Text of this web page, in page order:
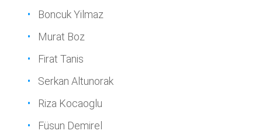
Boncuk Yilmaz
Murat Boz
Firat Tanis
Serkan Altunorak
Riza Kocaoglu
Füsun Demirel